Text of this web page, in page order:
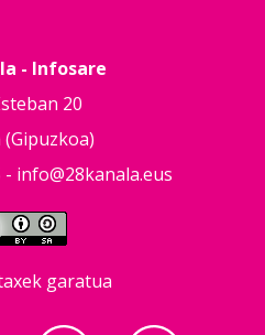
- Infosare
20
- info@28kanala.eus
garatua